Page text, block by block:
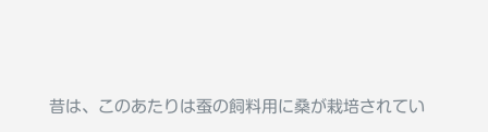
昔は、このあたりは蚕の飼料用に桑が栽培されてい